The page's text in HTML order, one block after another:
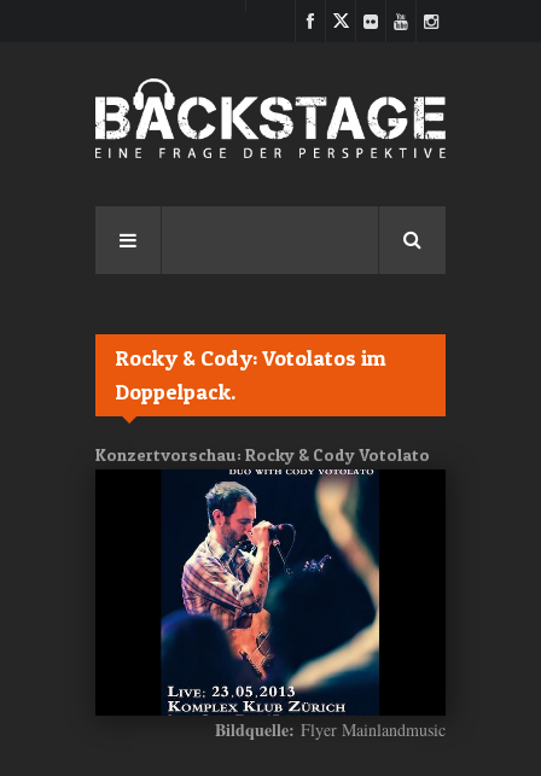
Rocky & Cody: Votolatos im
Doppelpack.
Konzertvorschau: Rocky & Cody Votolato
Bildquelle: Flyer Mainlandmusic